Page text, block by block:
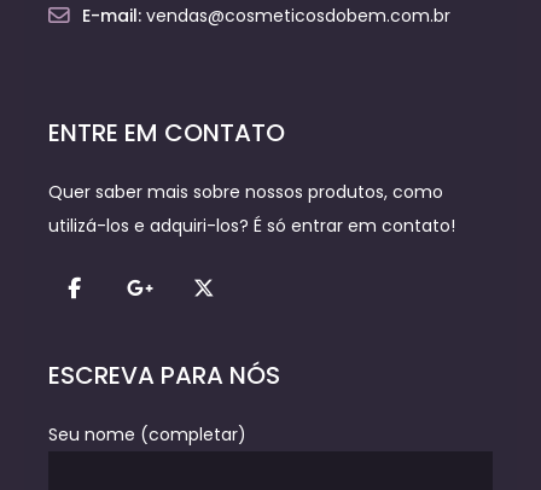
E-mail: vendas@cosmeticosdobem.com.br
ENTRE EM CONTATO
Quer saber mais sobre nossos produtos, como
utilizá-los e adquiri-los? É só entrar em contato!
ESCREVA PARA NÓS
Seu nome (completar)